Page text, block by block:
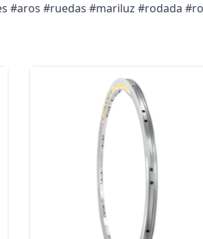
#aros #ruedas #mariluz #rodada